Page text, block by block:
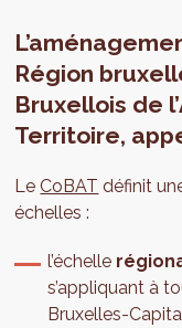
Région
Bruxellois de
Territoire,
LeCoBAT définit
échelles :
l’échelle
s’appliquant à
Bruxelles-